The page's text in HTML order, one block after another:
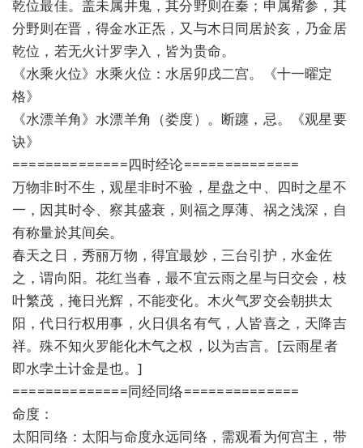
乾位最佳。盖未属井鬼，其分野则在秦；申属觜参，其
分野则在晋，得金水正炁，又与木日同居於亥，乃金居
乾位，若无火计罗孛入，皆为贵命。
《水乘火位》水乘火位：水居卯戌二宫。《十一曜定
格》
《水漂羊角》水漂羊角（娄度）。断躔，忌。《观星要
诀》
==============四时经论==============
万物非时不生，观星非时不验，星盘之中、四时之星不
一，因其时令、察其盛衰，则福之厚薄、祸之浅深，自
有称量於其间矣。
春天之日，秀丽万物，得宜最妙，三台引护，水金佐
之，谓向阳。花红当春，最不宜云雨之星与日交会，枝
叶繁茂，掩日光辉，不能变化。木火气罗交会朝拱太
阳，代日行权用事，火日俱名有气，人皆喜之，天降吉
祥。殊不知火罗能化木气之权，以为吉言。[云雨星者
即水孛土计金是也。]
==============同经同络==============
命度：
太阳同络：太阳与命度永远同络，需观看为何宫主，带